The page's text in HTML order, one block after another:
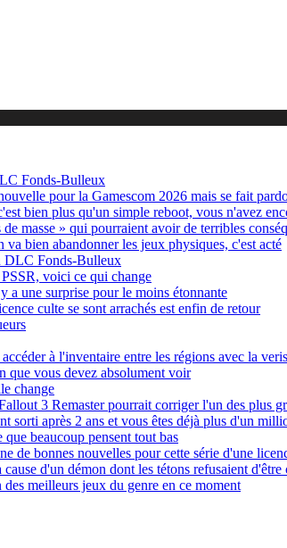
Fonds-Bulleux
pour la Gamescom 2026 mais se fait
bien plus qu'un simple reboot, vous n'avez
masse » qui pourraient avoir de terribles
bien abandonner les jeux physiques, c'est acté
DLC Fonds-Bulleux
voici ce qui change
a une surprise pour le moins étonnante
culte se sont arrachés est enfin de retour
à l'inventaire entre les régions avec la
que vous devez absolument voir
change
3 Remaster pourrait corriger l'un des plus
après 2 ans et vous êtes déjà plus d'un
beaucoup pensent tout bas
de bonnes nouvelles pour cette série d'une
d'un démon dont les tétons refusaient d'être
meilleurs jeux du genre en ce moment